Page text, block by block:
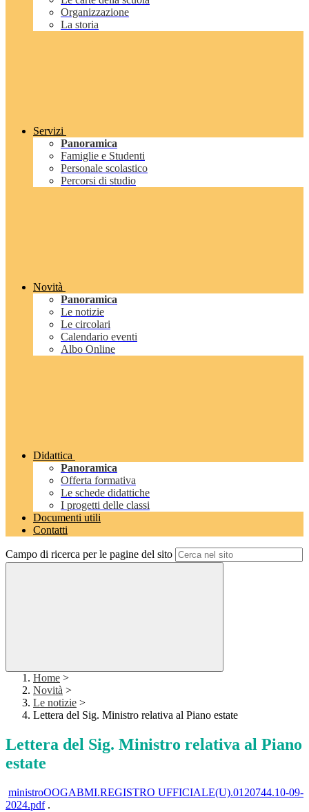
Organizzazione
La storia
Servizi
Panoramica
Famiglie e Studenti
Personale scolastico
Percorsi di studio
Novità
Panoramica
Le notizie
Le circolari
Calendario eventi
Albo Online
Didattica
Panoramica
Offerta formativa
Le schede didattiche
I progetti delle classi
Documenti utili
Contatti
Campo di ricerca per le pagine del sito
Home >
Novità >
Le notizie >
Lettera del Sig. Ministro relativa al Piano estate
Lettera del Sig. Ministro relativa al Piano
estate
ministroOOGABMI.REGISTRO UFFICIALE(U).0120744.10-09-
2024.pdf.